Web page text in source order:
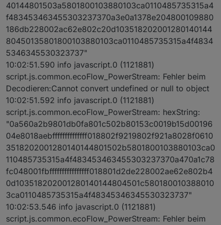
40144801503a5801800103880103ca0110485735315a4
f483453463455303237370a3e0a1378e204800109880
186db228002ac62e802c20d103518202001280140144
80450135801800103880103ca0110485735315a4f4834
5346345530323737"
10:02:51.590 info javascript.0 (1121881)
script.js.common.ecoFlow_PowerStream: Fehler beim
Decodieren:Cannot convert undefined or null to object
10:02:51.592 info javascript.0 (1121881)
script.js.common.ecoFlow_PowerStream: hexString:
"0a560a2b9801db0fa801c502b80153c0019b15d00196
04e8018aebffffffffffffff018802f9219802f921a8028f0610
3518202001280140144801502b5801800103880103ca0
110485735315a4f483453463455303237370a470a1c78
fc048001fbffffffffffffffff018801d2de228002ae62e802b4
0d103518202001280140144804501c580180010388010
3ca0110485735315a4f48345346345530323737"
10:02:53.546 info javascript.0 (1121881)
script.js.common.ecoFlow_PowerStream: Fehler beim